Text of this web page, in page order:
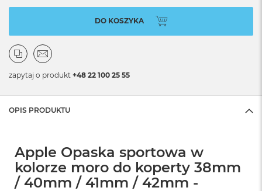
DO KOSZYKA
zapytaj o produkt +48 22 100 25 55
OPIS PRODUKTU
Apple Opaska sportowa w
kolorze moro do koperty 38mm
/ 40mm / 41mm / 42mm -